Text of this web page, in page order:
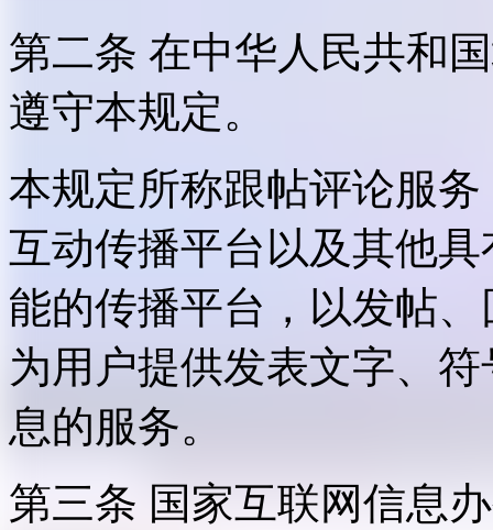
第二条 在中华人民共和
遵守本规定。
本规定所称跟帖评论服
互动传播平台以及其他
能的传播平台，以发帖
为用户提供发表文字、
息的服务。
第三条 国家互联网信息